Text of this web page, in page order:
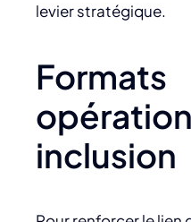
levier stratégique.
Formats
inclusion